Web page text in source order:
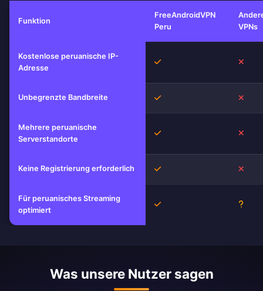
Funktion
FreeAndroidVPN
Peru
VPNs
Kostenlose peruanische IP-
Adresse
Ja
Unbegrenzte Bandbreite Ja
Mehrere peruanische
Serverstandorte
Ja
Keine Registrierung erforderlich Ja
Für peruanisches Streaming
optimiert
Ja
Was unsere Nutzer sagen